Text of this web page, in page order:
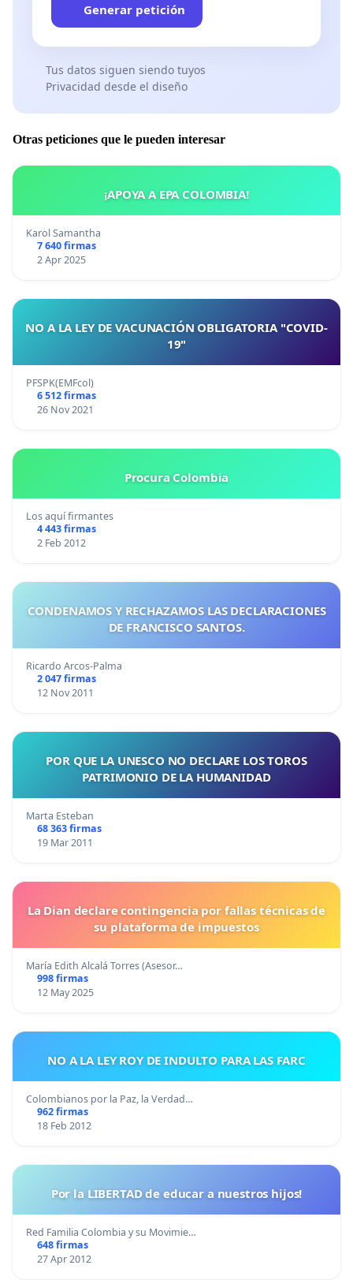
Generar petición
Tus datos siguen siendo tuyos
Privacidad desde el diseño
Otras peticiones que le pueden interesar
¡APOYA A EPA COLOMBIA!
Karol Samantha
7 640 firmas
2 Apr 2025
NO A LA LEY DE VACUNACIÓN OBLIGATORIA "COVID-
19"
PFSPK(EMFcol)
6 512 firmas
26 Nov 2021
Procura Colombia
Los aquí firmantes
4 443 firmas
2 Feb 2012
CONDENAMOS Y RECHAZAMOS LAS DECLARACIONES
DE FRANCISCO SANTOS.
Ricardo Arcos-Palma
2 047 firmas
12 Nov 2011
POR QUE LA UNESCO NO DECLARE LOS TOROS
PATRIMONIO DE LA HUMANIDAD
Marta Esteban
68 363 firmas
19 Mar 2011
La Dian declare contingencia por fallas técnicas de
su plataforma de impuestos
María Edith Alcalá Torres (Asesor…
998 firmas
12 May 2025
NO A LA LEY ROY DE INDULTO PARA LAS FARC
Colombianos por la Paz, la Verdad…
962 firmas
18 Feb 2012
Por la LIBERTAD de educar a nuestros hijos!
Red Familia Colombia y su Movimie…
648 firmas
27 Apr 2012